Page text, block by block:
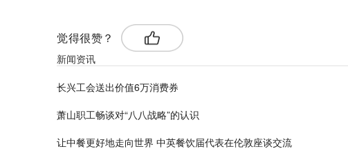
觉得很赞？
新闻资讯
长兴工会送出价值6万消费券
萧山职工畅谈对“八八战略”的认识
让中餐更好地走向世界 中英餐饮届代表在伦敦座谈交流